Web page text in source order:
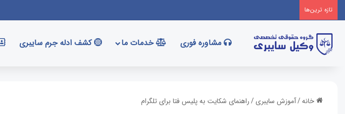
تازه‌ ترین‌ها
مشاوره فوری خدمات ما کشف ادله جرم سایبری
خانه/آموزش سایبری/راهنمای شکایت به پلیس فتا برای تلگرام